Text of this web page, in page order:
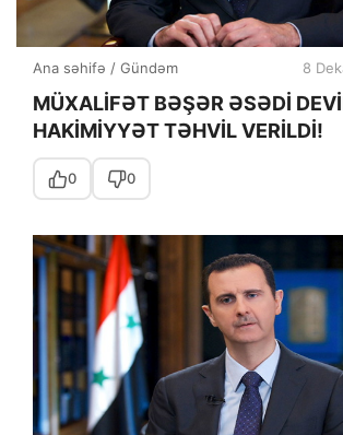
Ana səhifə / Gündəm 8
MÜXALİFƏT BƏŞƏR ƏSƏDİ
HAKİMİYYƏT TƏHVİL VERİLDİ!
0 0